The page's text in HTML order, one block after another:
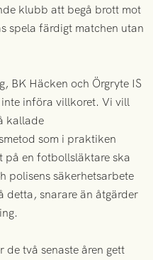
klubb att begå brott mot
spela färdigt matchen utan
BK Häcken och Örgryte IS
införa villkoret. Vi vill
kallade
som i praktiken
på en fotbollsläktare ska
polisens säkerhetsarbete
detta, snarare än åtgärder
två senaste åren gett